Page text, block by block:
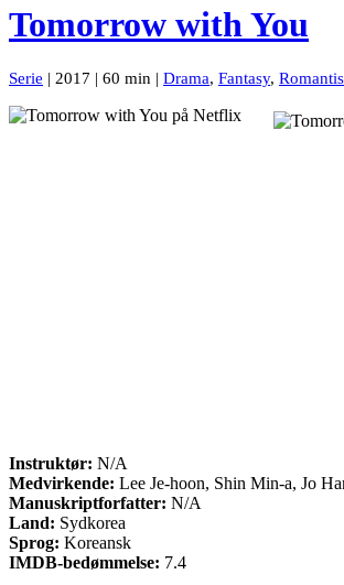
Tomorrow with You
Serie | 2017 | 60 min | Drama, Fantasy,
Instruktør: N/A
Medvirkende: Lee Je-hoon, Shin Min-a, Jo
Manuskriptforfatter: N/A
Land: Sydkorea
Sprog: Koreansk
IMDB-bedømmelse: 7.4